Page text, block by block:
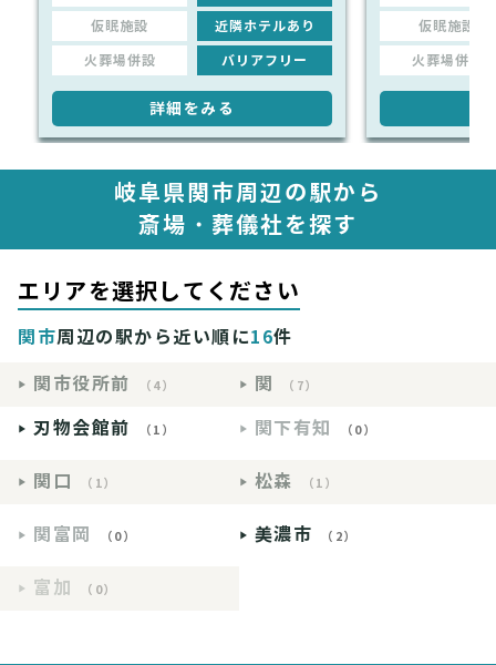
仮眠施設 近隣ホテルあり
火葬場併設 バリアフリー
詳細をみる
仮眠施設
火葬場併設
岐阜県関市周辺の駅から
斎場・葬儀社を探す
エリアを選択してください
関市周辺の駅から近い順に16件
関市役所前
（4） 関 （7）
刃物会館前 （1） 関下有知 （0）
関口 （1） 松森 （1）
関富岡 （0） 美濃市 （2）
富加 （0）